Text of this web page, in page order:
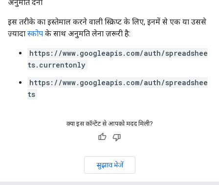
अनुमति देना
इस तरीके का इस्तेमाल करने वाली स्क्रिप्ट के लिए, इनमें से एक या उससे
ज़्यादा स्कोप के साथ अनुमति लेना ज़रूरी है:
https://www.googleapis.com/auth/spreadshee
ts.currentonly
https://www.googleapis.com/auth/spreadshee
ts
क्या इस कॉन्टेंट से आपको मदद मिली?
सुझाव भेजें